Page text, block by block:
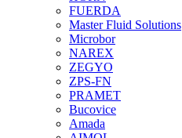
FUERDA
Master Fluid Solutions
Microbor
NAREX
ZEGYO
ZPS-FN
PRAMET
Bucovice
Amada